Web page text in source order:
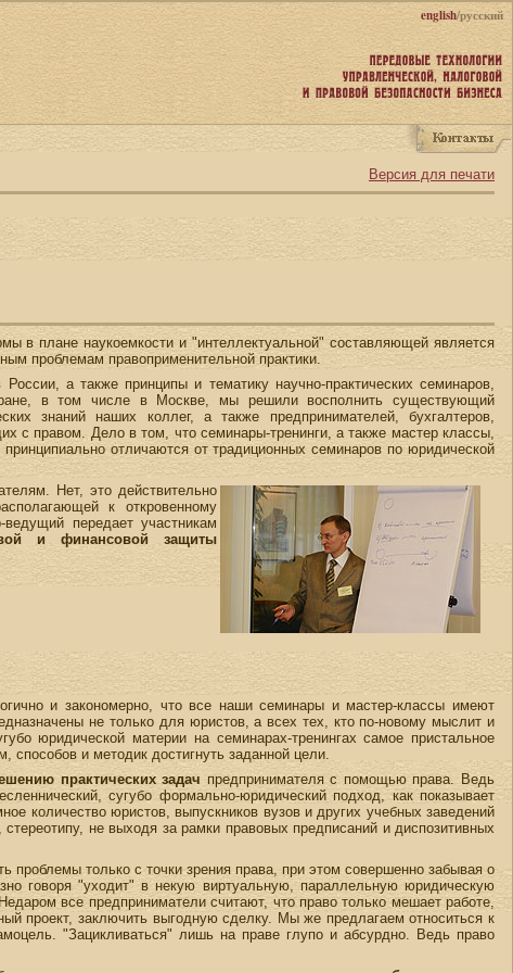
english/русский
Версия для печати
в плане наукоемкости и "интеллектуальной" составляющей является
проблемам правоприменительной практики.
а также принципы и тематику научно-практических семинаров,
в том числе в Москве, мы решили восполнить существующий
знаний наших коллег, а также предпринимателей, бухгалтеров,
с правом. Дело в том, что семинары-тренинги, а также мастер классы,
отличаются от традиционных семинаров по юридической
Нет, это действительно
к откровенному
ведущий передает участникам
и финансовой защиты
и закономерно, что все наши семинары и мастер-классы имеют
не только для юристов, а всех тех, кто по-новому мыслит и
юридической материи на семинарах-тренингах самое пристальное
способов и методик достигнуть заданной цели.
практических задач предпринимателя с помощью права. Ведь
сугубо формально-юридический подход, как показывает
количество юристов, выпускников вузов и других учебных заведений
не выходя за рамки правовых предписаний и диспозитивных
проблемы только с точки зрения права, при этом совершенно забывая о
говоря "уходит" в некую виртуальную, параллельную юридическую
все предприниматели считают, что право только мешает работе,
проект, заключить выгодную сделку. Мы же предлагаем относиться к
"Зацикливаться" лишь на праве глупо и абсурдно. Ведь право